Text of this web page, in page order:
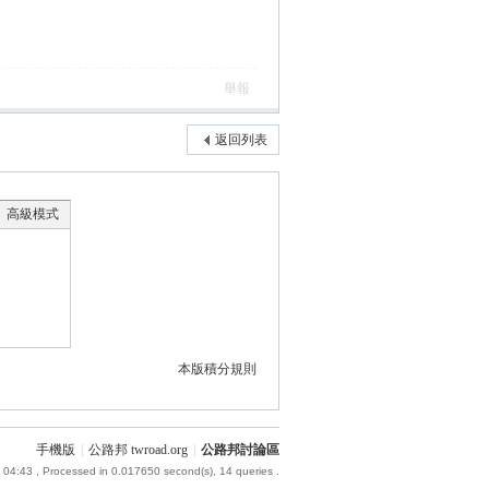
舉報
返回列表
高級模式
本版積分規則
手機版 公路邦 twroad.org 公路邦討論區
04:43 , Processed in 0.017650 second(s), 14 queries .